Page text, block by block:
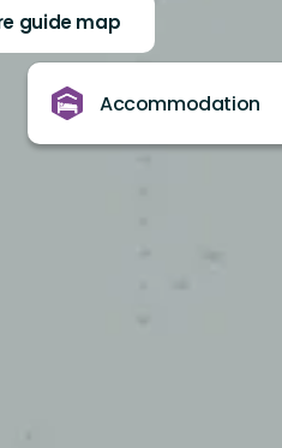
guide map
Accommodation